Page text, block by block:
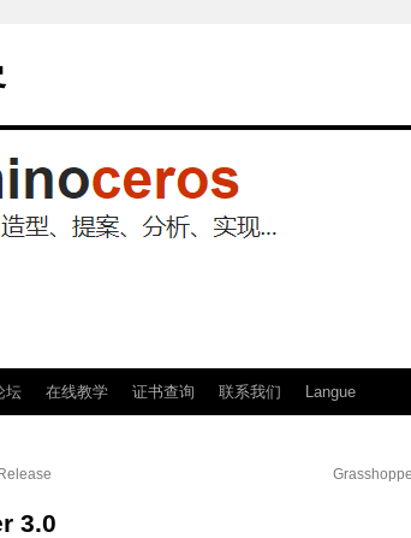
坛 在线教学 证书查询 联系我们 Langue
3.0